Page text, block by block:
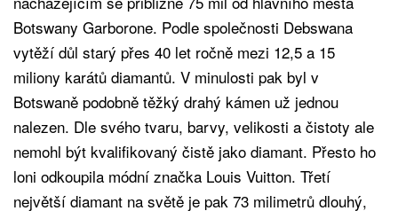
Botswany Garborone. Podle společnosti Debswana
vytěží důl starý přes 40 let ročně mezi 12,5 a 15
miliony karátů diamantů. V minulosti pak byl v
Botswaně podobně těžký drahý kámen už jednou
nalezen. Dle svého tvaru, barvy, velikosti a čistoty ale
nemohl být kvalifikovaný čistě jako diamant. Přesto ho
loni odkoupila módní značka Louis Vuitton. Třetí
největší diamant na světě je pak 73 milimetrů dlouhý,